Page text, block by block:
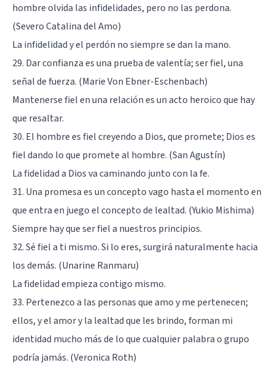
hombre olvida las infidelidades, pero no las perdona.
(Severo Catalina del Amo)
La infidelidad y el perdón no siempre se dan la mano.
29. Dar confianza es una prueba de valentía; ser fiel, una
señal de fuerza. (Marie Von Ebner-Eschenbach)
Mantenerse fiel en una relación es un acto heroico que hay
que resaltar.
30. El hombre es fiel creyendo a Dios, que promete; Dios es
fiel dando lo que promete al hombre. (San Agustín)
La fidelidad a Dios va caminando junto con la fe.
31. Una promesa es un concepto vago hasta el momento en
que entra en juego el concepto de lealtad. (Yukio Mishima)
Siempre hay que ser fiel a nuestros principios.
32. Sé fiel a ti mismo. Si lo eres, surgirá naturalmente hacia
los demás. (Unarine Ranmaru)
La fidelidad empieza contigo mismo.
33. Pertenezco a las personas que amo y me pertenecen;
ellos, y el amor y la lealtad que les brindo, forman mi
identidad mucho más de lo que cualquier palabra o grupo
podría jamás. (Veronica Roth)